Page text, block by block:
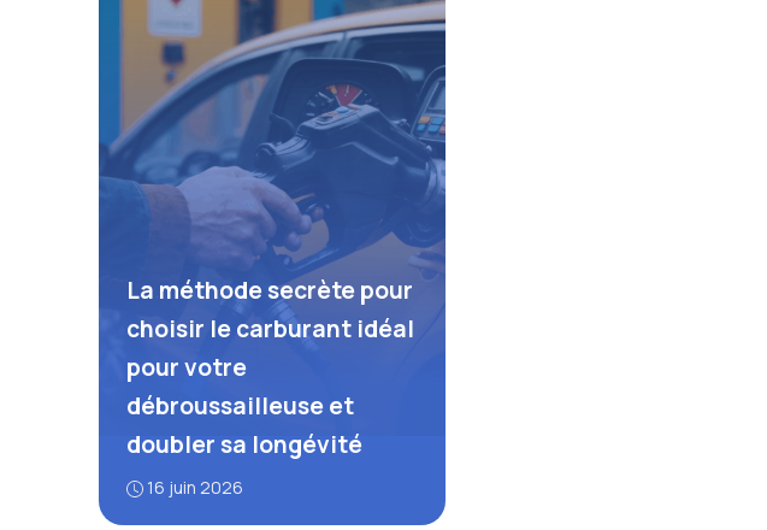
La méthode secrète pour
choisir le carburant idéal
pour votre
débroussailleuse et
doubler sa longévité
16 juin 2026